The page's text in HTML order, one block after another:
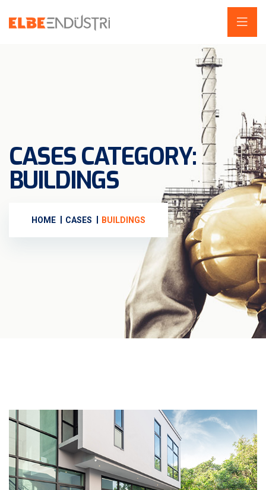
CASES CATEGORY:
BUILDINGS
HOME CASES BUILDINGS